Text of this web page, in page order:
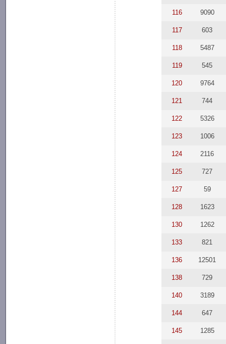
116 9090
117 603
118 5487
119 545
120 9764
121 744
122 5326
123 1006
124 2116
125 727
127 59
128 1623
130 1262
133 821
136 12501
138 729
140 3189
144 647
145 1285